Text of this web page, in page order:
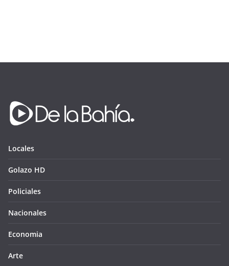
Locales
Golazo HD
Policiales
Nacionales
Economia
Arte